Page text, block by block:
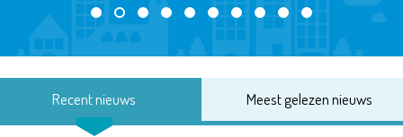
Recent nieuws Meest gelezen nieuws